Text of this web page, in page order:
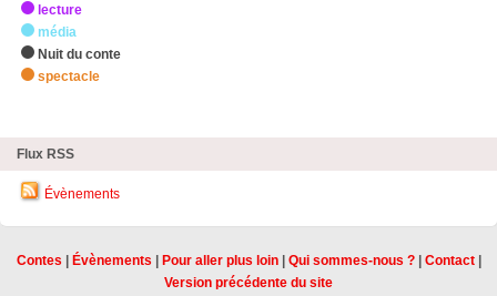
lecture
média
Nuit du conte
spectacle
Flux RSS
Évènements
Contes Évènements Pour aller plus loin| Qui sommes-nous ?| Contact|
Version précédente du site